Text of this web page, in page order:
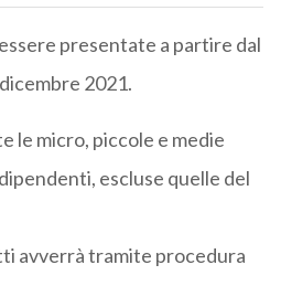
presentate a partire dal
2021.
le micro, piccole e medie
escluse quelle del
avverrà tramite procedura